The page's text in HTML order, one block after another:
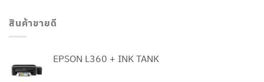
สินค้าขายดี
EPSON L360 + INK TANK